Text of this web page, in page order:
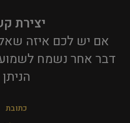
יצירת
אם יש לכם איזה
דבר אחר נשמח לשמוע
הניתן​
כתובת